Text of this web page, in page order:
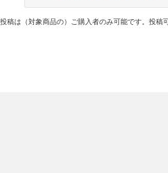
稿は（対象商品の）ご購入者のみ可能です。投稿